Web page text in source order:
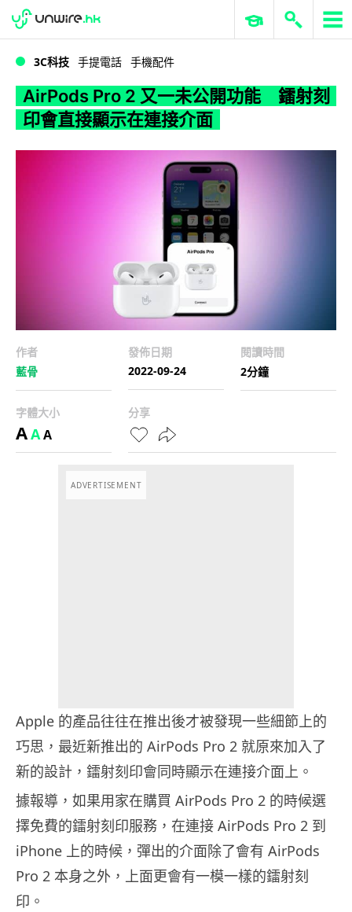
WWDC 2026 ERP 與商業 AI
3C科技 手提電話 手機配件
AirPods Pro 2 又一未公開功能 鐳射刻
印會直接顯示在連接介面
作者
藍骨
發佈日期
2022-09-24
閱讀時間
2分鐘
字體大小
AAA
分享
ADVERTISEMENT
Apple 的產品往往在推出後才被發現一些細節上的
巧思，最近新推出的 AirPods Pro 2 就原來加入了
新的設計，鐳射刻印會同時顯示在連接介面上。
據報導，如果用家在購買 AirPods Pro 2 的時候選
擇免費的鐳射刻印服務，在連接 AirPods Pro 2 到
iPhone 上的時候，彈出的介面除了會有 AirPods
Pro 2 本身之外，上面更會有一模一樣的鐳射刻
印。